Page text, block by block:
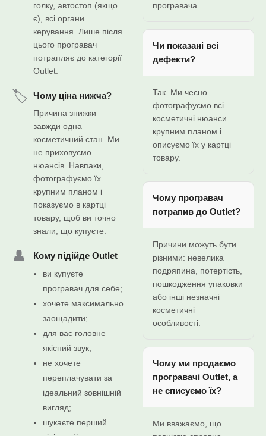
голку, автостоп (якщо
є), всі органи
керування. Лише після
цього програвач
потрапляє до категорії
Outlet.
🏷️
Чому ціна нижча?
Причина знижки
завжди одна —
косметичний стан. Ми
не приховуємо
нюансів. Навпаки,
фотографуємо їх
крупним планом і
показуємо в картці
товару, щоб ви точно
знали, що купуєте.
👤
Кому підійде Outlet
ви купуєте
програвач для себе;
хочете максимально
заощадити;
для вас головне
якісний звук;
не хочете
переплачувати за
ідеальний зовнішній
вигляд;
шукаєте перший
програвача.
Чи показані всі
дефекти?
Так. Ми чесно
фотографуємо всі
косметичні нюанси
крупним планом і
описуємо їх у картці
товару.
Чому програвач
потрапив до Outlet?
Причини можуть бути
різними: невелика
подряпина, потертість,
пошкодження упаковки
або інші незначні
косметичні
особливості.
Чому ми продаємо
програвачі Outlet, а
не списуємо їх?
Ми вважаємо, що